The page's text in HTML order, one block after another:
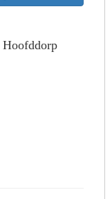
Hoofddorp